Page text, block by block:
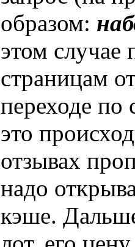
образом:
этом случае
страницам
переходе по
это
отзывах
надо
кэше.